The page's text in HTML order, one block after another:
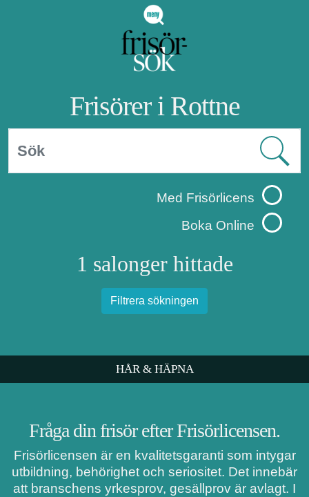
Frisörer i Rottne
Med Frisörlicens
Boka Online
1 salonger hittade
Filtrera sökningen
HÅR & HÄPNA
Fråga din frisör efter Frisörlicensen.
Frisörlicensen är en kvalitetsgaranti som intygar
utbildning, behörighet och seriositet. Det innebär
att branschens yrkesprov, gesällprov är avlagt. I